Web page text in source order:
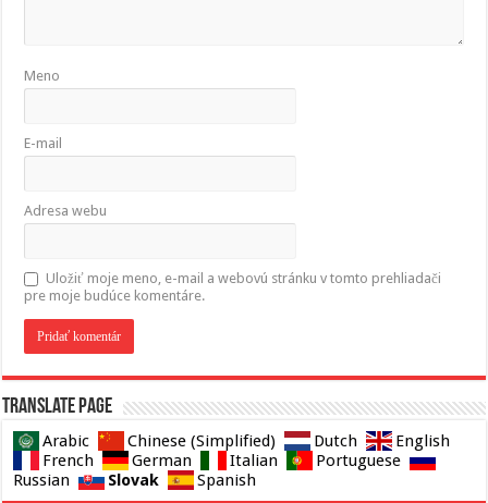
Meno
E-mail
Adresa webu
Uložiť moje meno, e-mail a webovú stránku v tomto prehliadači
pre moje budúce komentáre.
Translate page
Arabic Chinese (Simplified) Dutch
English
French
German Italian
Portuguese
Russian
Slovak Spanish